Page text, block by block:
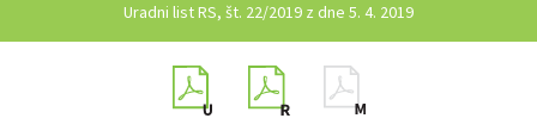
Uradni list RS, št. 22/2019 z dne 5. 4. 2019